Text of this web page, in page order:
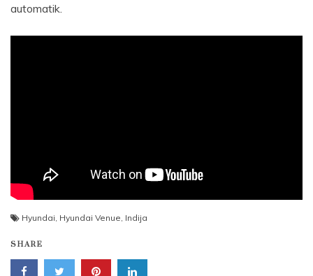
automatik.
Hyundai Hyundai Venue Indija
SHARE